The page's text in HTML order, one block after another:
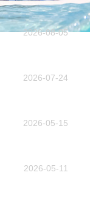
2026-08-05
2026-07-24
2026-05-15
2026-05-11